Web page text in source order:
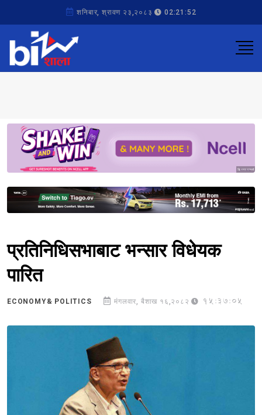
शनिबार, श्रावण २३,२०८३ 02:21:52
Sponsored
Sponsored
प्रतिनिधिसभाबाट भन्सार विधेयक
पारित
ECONOMY& POLITICS मंगलवार, बैशाख १६,२०८२ 15:37:05